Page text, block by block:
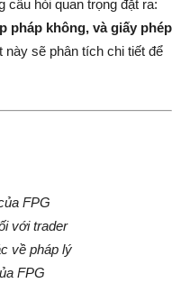
câu hỏi quan trọng đặt ra:
pháp không, và giấy phép
này sẽ phân tích chi tiết để
FPG
với trader
về pháp lý
FPG